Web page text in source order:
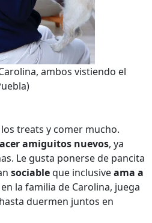
ambos vistiendo el
treats y comer mucho.
amiguitos nuevos, ya
Le gusta ponerse de pancita
sociableque inclusiveama a
la familia de Carolina, juega
duermen juntos en